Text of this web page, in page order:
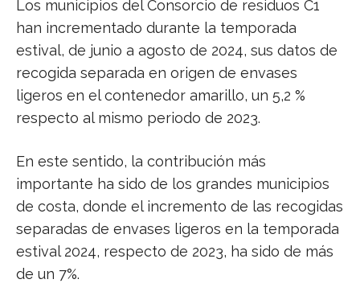
Los municipios del Consorcio de residuos C1
han incrementado durante la temporada
estival, de junio a agosto de 2024, sus datos de
recogida separada en origen de envases
ligeros en el contenedor amarillo, un 5,2 %
respecto al mismo periodo de 2023.
En este sentido, la contribución más
importante ha sido de los grandes municipios
de costa, donde el incremento de las recogidas
separadas de envases ligeros en la temporada
estival 2024, respecto de 2023, ha sido de más
de un 7%.